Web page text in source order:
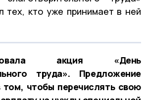
тех, кто уже принимает в ней
акция «День
труда». Предложение
том, чтобы перечислять свою